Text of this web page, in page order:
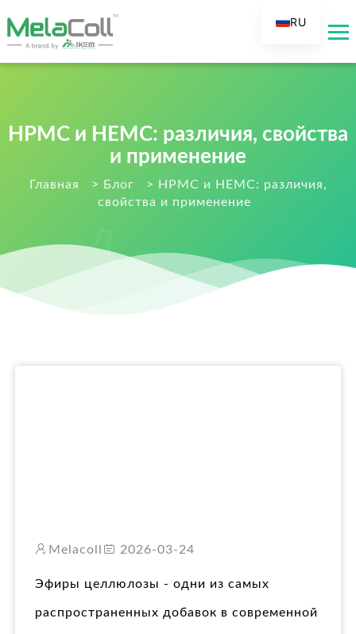
HPMC и HEMC: различия, свойства
и применение
Главная > Блог >
HPMC и HEMC: различия,
свойства и применение
Melacoll 2026-03-24
Эфиры целлюлозы - одни из самых
распространенных добавок в современной
RU
ES
IT
NL